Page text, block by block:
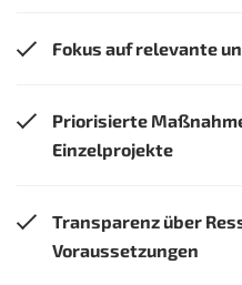
Fokus auf relevante
Priorisierte
Einzelprojekte
Transparenz über
Voraussetzungen